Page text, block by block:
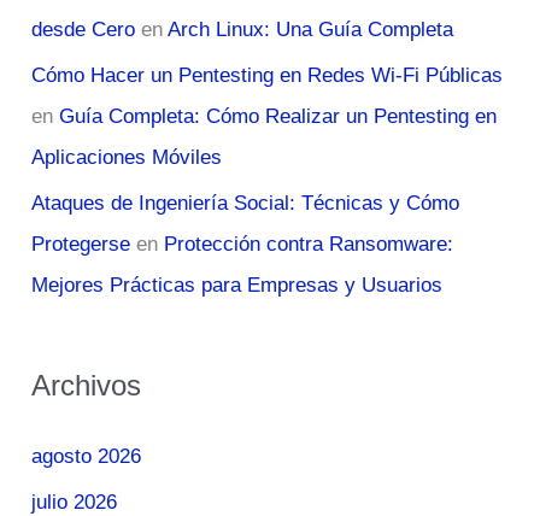
desde Cero enArch Linux: Una Guía Completa
Cómo Hacer un Pentesting en Redes Wi-Fi Públicas
enGuía Completa: Cómo Realizar un Pentesting en
Aplicaciones Móviles
Ataques de Ingeniería Social: Técnicas y Cómo
Protegerse en Protección contra Ransomware:
Mejores Prácticas para Empresas y Usuarios
Archivos
agosto 2026
julio 2026